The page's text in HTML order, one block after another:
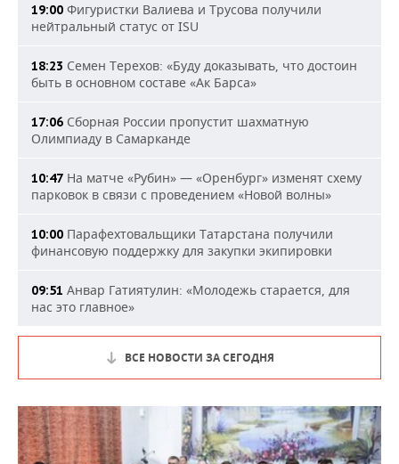
19:00 Фигуристки Валиева и Трусова получили
нейтральный статус от ISU
18:23 Семен Терехов: «Буду доказывать, что достоин
быть в основном составе «Ак Барса»
17:06 Сборная России пропустит шахматную
Олимпиаду в Самарканде
10:47 На матче «Рубин» — «Оренбург» изменят схему
парковок в связи с проведением «Новой волны»
10:00 Парафехтовальщики Татарстана получили
финансовую поддержку для закупки экипировки
09:51 Анвар Гатиятулин: «Молодежь старается, для
нас это главное»
ВСЕ НОВОСТИ ЗА СЕГОДНЯ